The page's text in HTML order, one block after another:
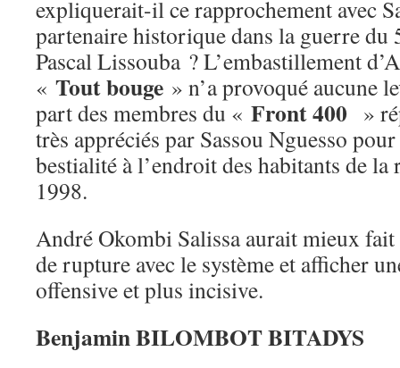
expliquerait-il ce rapprochement avec
partenaire historique dans la guerre
Pascal Lissouba ? L’embastillement
« Tout bouge » n’a provoqué aucune
part des membres du « Front 400 »
très appréciés par Sassou Nguesso
bestialité à l’endroit des habitants de la
1998.
André Okombi Salissa aurait mieux fait
de rupture avec le système et afficher
offensive et plus incisive.
Benjamin BILOMBOT BITADYS